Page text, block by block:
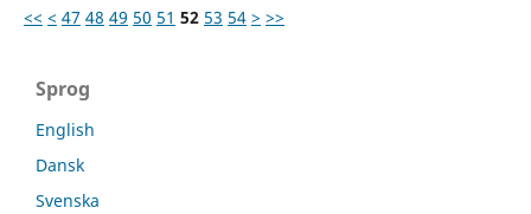
<< < 47 48 49 50 51 52 53 54 > >>
Sprog
English
Dansk
Svenska